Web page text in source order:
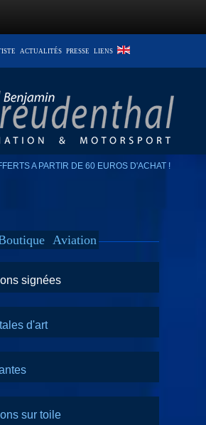
ACTUALITÉS PRESSE LIENS
A PARTIR DE 60 EUROS D'ACHAT !
Aviation
signées
d'art
sur toile